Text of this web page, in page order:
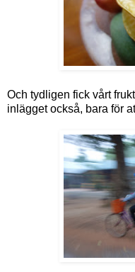
Och tydligen fick vårt
inlägget också, bara för